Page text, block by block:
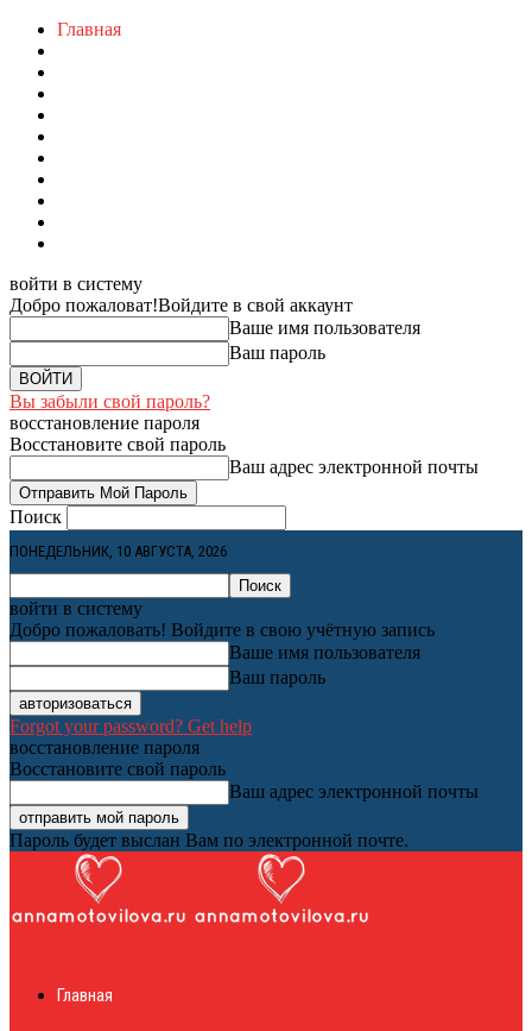
Главная
войти в систему
Добро пожаловат!Войдите в свой аккаунт
Ваше имя пользователя
Ваш пароль
Вы забыли свой пароль?
восстановление пароля
Восстановите свой пароль
Ваш адрес электронной почты
Поиск
ПОНЕДЕЛЬНИК, 10 АВГУСТА, 2026
войти в систему
Добро пожаловать! Войдите в свою учётную запись
Ваше имя пользователя
Ваш пароль
Forgot your password? Get help
восстановление пароля
Восстановите свой пароль
Ваш адрес электронной почты
Пароль будет выслан Вам по электронной почте.
журналГлавная